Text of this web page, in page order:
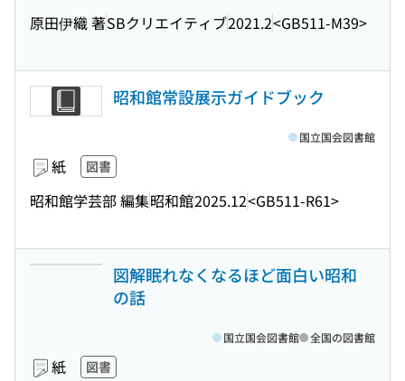
原田伊織 著SBクリエイティブ2021.2<GB511-M39>
昭和館常設展示ガイドブック
紙 図書
昭和館学芸部 編集昭和館2025.12<GB511-R61>
国立国会図書館
図解眠れなくなるほど面白い昭和
の話
紙 図書
国立国会図書館 全国の図書館